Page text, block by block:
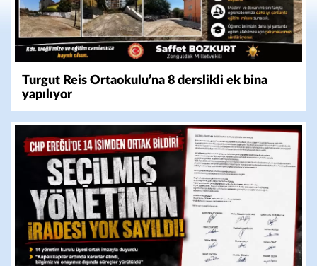
Turgut Reis Ortaokulu’na 8 derslikli ek bina
yapılıyor